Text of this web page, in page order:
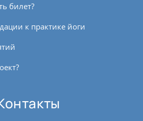
билет?
к практике йоги